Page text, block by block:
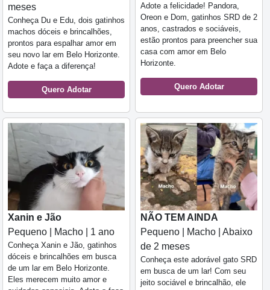
meses
Conheça Du e Edu, dois gatinhos
machos dóceis e brincalhões,
prontos para espalhar amor em
seu novo lar em Belo Horizonte.
Adote e faça a diferença!
Quero Adotar
Adote a felicidade! Pandora,
Oreon e Dom, gatinhos SRD de 2
anos, castrados e sociáveis,
estão prontos para preencher sua
casa com amor em Belo
Horizonte.
Quero Adotar
Xanin e Jão
Pequeno | Macho | 1 ano
Conheça Xanin e Jão, gatinhos
dóceis e brincalhões em busca
de um lar em Belo Horizonte.
Eles merecem muito amor e
NÃO TEM AINDA
Pequeno | Macho | Abaixo
de 2 meses
Conheça este adorável gato SRD
em busca de um lar! Com seu
jeito sociável e brincalhão, ele